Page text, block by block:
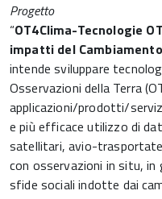
Progetto
“OT4Clima-Tecnologie
impatti del
intende sviluppare
Osservazioni della Terra
applicazioni/prodotti/
e più efficace utilizzo di
satellitari, avio-
con osservazioni in situ, in
sfide sociali indotte dai